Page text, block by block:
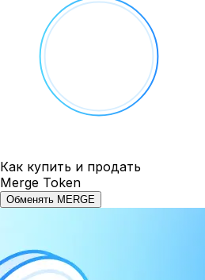
Как купить и продать
Merge Token
Обменять MERGE